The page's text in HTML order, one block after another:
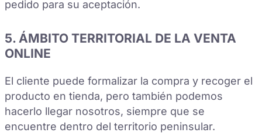
pedido para su aceptación.
5. ÁMBITO TERRITORIAL DE LA VENTA
ONLINE
El cliente puede formalizar la compra y recoger el
producto en tienda, pero también podemos
hacerlo llegar nosotros, siempre que se
encuentre dentro del territorio peninsular.